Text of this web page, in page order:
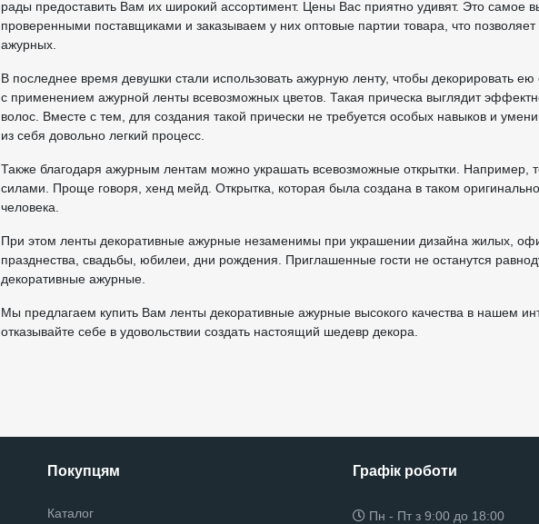
рады предоставить Вам их широкий ассортимент. Цены Вас приятно удивят. Это
проверенными поставщиками и заказываем у них оптовые партии товара, что
ажурных.
В последнее время девушки стали использовать ажурную ленту, чтобы декорировать
с применением ажурной ленты всевозможных цветов. Такая прическа выглядит
волос. Вместе с тем, для создания такой прически не требуется особых навыков и
из себя довольно легкий процесс.
Также благодаря ажурным лентам можно украшать всевозможные открытки. Например,
силами. Проще говоря, хенд мейд. Открытка, которая была создана в таком
человека.
При этом ленты декоративные ажурные незаменимы при украшении дизайна жилых,
празднества, свадьбы, юбилеи, дни рождения. Приглашенные гости не останутся
декоративные ажурные.
Мы предлагаем купить Вам ленты декоративные ажурные высокого качества в нашем
отказывайте себе в удовольствии создать настоящий шедевр декора.
Покупцям
Каталог
Графік роботи
Пн - Пт з 9:00 до 18:00